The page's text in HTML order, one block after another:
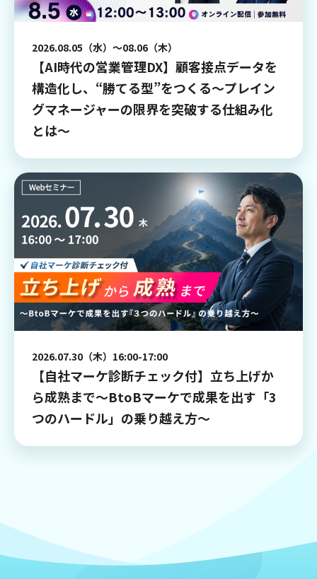
2026.08.05（水）～08.06（木）
【AI時代の営業管理DX】顧客接点データを
構造化し、“勝てる型”をつくる〜プレイン
グマネージャーの限界を突破する仕組み化
とは〜
2026.07.30（木）16:00-17:00
【自社マーケ診断チェック付】立ち上げか
ら成熟まで～BtoBマーケで成果を出す「3
つのハードル」の乗り越え方～